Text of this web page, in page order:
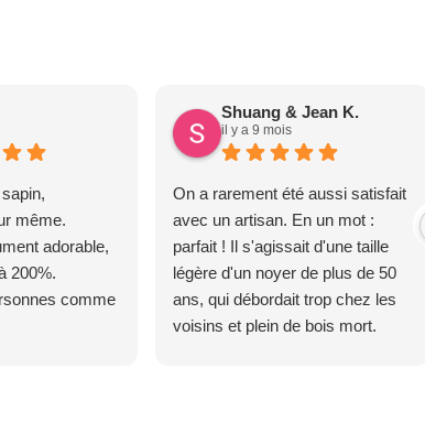
même.
adorable,
200%.
comme
Shuang & Jean K.
il y a 9 mois
On a rarement été aussi satisfait
avec un artisan. En un mot :
parfait ! Il s'agissait d'une taille
légère d'un noyer de plus de 50
ans, qui débordait trop chez les
voisins et plein de bois mort.